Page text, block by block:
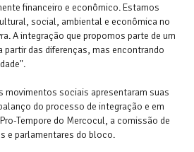
financeiro e econômico. Estamos
social, ambiental e econômica no
A integração que propomos parte de um
das diferenças, mas encontrando
movimentos sociais apresentaram suas
do processo de integração e em
Tempore do Mercocul, a comissão de
e parlamentares do bloco.